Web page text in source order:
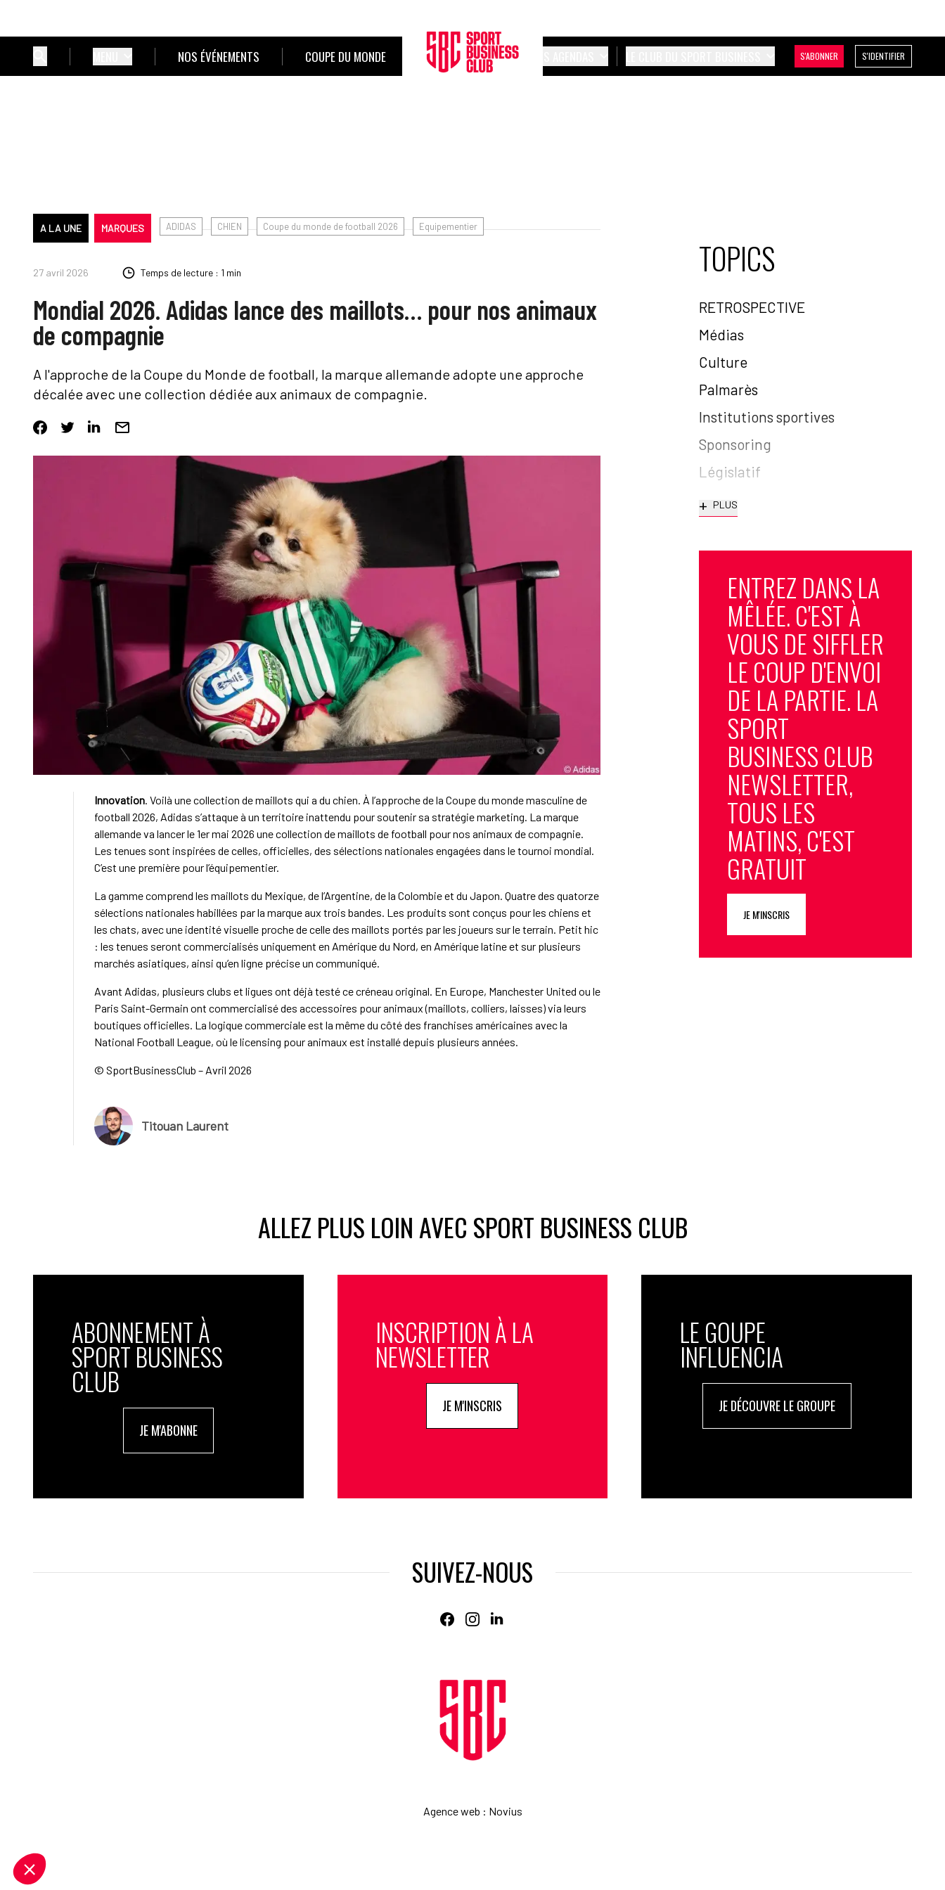
NOS ÉVÉNEMENTS COUPE DU MONDE S'ABONNER S'IDENTIFIER
A LA UNE MARQUES ADIDAS CHIEN Coupe du monde de football 2026 Equipementier
27 avril 2026 Temps de lecture : 1 min
Mondial 2026. Adidas lance des maillots… pour nos animaux
de compagnie
A l'approche de la Coupe du Monde de football, la marque allemande adopte une approche
décalée avec une collection dédiée aux animaux de compagnie.
Innovation. Voilà une collection de maillots qui a du chien. À l’approche de la Coupe du monde masculine de
football 2026, Adidas s’attaque à un territoire inattendu pour soutenir sa stratégie marketing. La marque
allemande va lancer le 1er mai 2026 une collection de maillots de football pour nos animaux de compagnie.
Les tenues sont inspirées de celles, officielles, des sélections nationales engagées dans le tournoi mondial.
C’est une première pour l’équipementier.
La gamme comprend les maillots du Mexique, de l’Argentine, de la Colombie et du Japon. Quatre des quatorze
sélections nationales habillées par la marque aux trois bandes. Les produits sont conçus pour les chiens et
les chats, avec une identité visuelle proche de celle des maillots portés par les joueurs sur le terrain. Petit hic
: les tenues seront commercialisés uniquement en Amérique du Nord, en Amérique latine et sur plusieurs
marchés asiatiques, ainsi qu’en ligne précise un communiqué.
Avant Adidas, plusieurs clubs et ligues ont déjà testé ce créneau original. En Europe, Manchester United ou le
Paris Saint-Germain ont commercialisé des accessoires pour animaux (maillots, colliers, laisses) via leurs
boutiques officielles. La logique commerciale est la même du côté des franchises américaines avec la
National Football League, où le licensing pour animaux est installé depuis plusieurs années.
© SportBusinessClub – Avril 2026
Titouan Laurent
TOPICS
RETROSPECTIVE
Médias
Culture
Palmarès
Institutions sportives
Sponsoring
Législatif
+ PLUS
ENTREZ DANS LA
MÊLÉE. C'EST À
VOUS DE SIFFLER
LE COUP D'ENVOI
DE LA PARTIE. LA
SPORT
BUSINESS CLUB
NEWSLETTER,
TOUS LES
MATINS, C'EST
GRATUIT
JE M'INSCRIS
ALLEZ PLUS LOIN AVEC SPORT BUSINESS CLUB
ABONNEMENT À
SPORT BUSINESS
CLUB
JE M'ABONNE
INSCRIPTION À LA
NEWSLETTER
JE M'INSCRIS
LE GOUPE
INFLUENCIA
JE DÉCOUVRE LE GROUPE
SUIVEZ-NOUS
Agence web : Novius